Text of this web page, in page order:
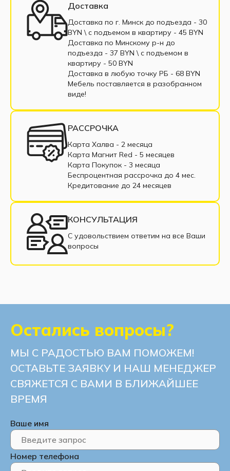
Доставка
Доставка по г. Минск до подъезда - 30
BYN \ c подъемом в квартиру - 45 BYN
Доставка по Минскому р-н до
подъезда - 37 BYN \ c подъемом в
квартиру - 50 BYN
Доставка в любую точку РБ - 68 BYN
Мебель поставляется в разобранном
виде!
РАССРОЧКА
Карта Халва - 2 месяца
Карта Магнит Red - 5 месяцев
Карта Покупок - 3 месяца
Беспроцентная рассрочка до 4 мес.
Кредитование до 24 месяцев
КОНСУЛЬТАЦИЯ
С удовольствием ответим на все Ваши
вопросы
Остались вопросы?
МЫ С РАДОСТЬЮ ВАМ ПОМОЖЕМ!
ОСТАВЬТЕ ЗАЯВКУ И НАШ МЕНЕДЖЕР
СВЯЖЕТСЯ С ВАМИ В БЛИЖАЙШЕЕ
ВРЕМЯ
Ваше имя
Номер телефона